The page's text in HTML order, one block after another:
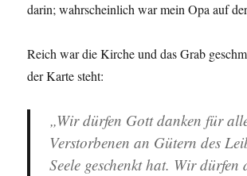
darin; wahrscheinlich war mein Opa auf
Reich war die Kirche und das Grab
der Karte steht:
„Wir dürfen Gott danken für
Verstorbenen an Gütern des
Seele geschenkt hat. Wir dürfen